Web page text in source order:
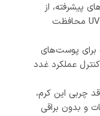
پیشرفته، از
پوست شما در برابر اشعه‌های UVA و UVB محافظت
برای پوست‌های
عملکرد غدد
چربی این کرم،
و بدون براقی